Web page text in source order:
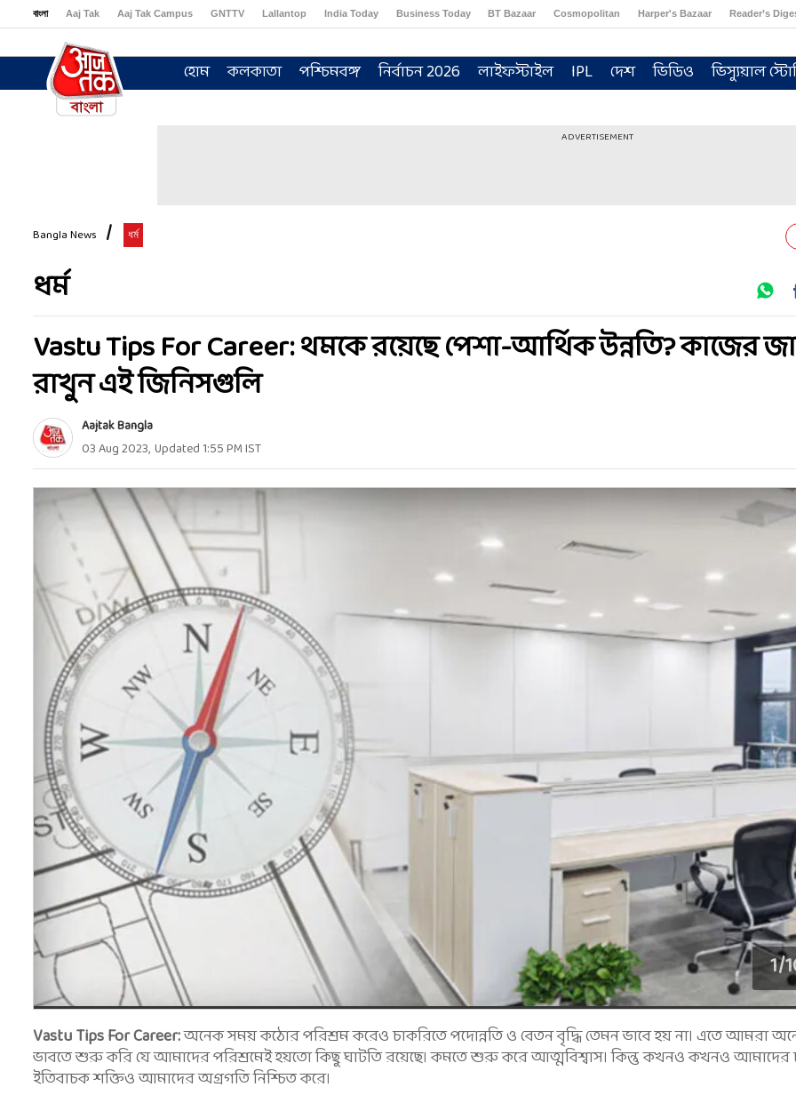
বাংলা Aaj Tak Aaj Tak Campus GNTTV Lallantop India Today Business Today BT Bazaar Cosmopolitan Harper's Bazaar Reader’s
হোম কলকাতা পশ্চিমবঙ্গ নির্বাচন 2026 লাইফস্টাইল IPL দেশ ভিডিও ভিস্যুয়াল
ADVERTISEMENT
Bangla News ধর্ম
ধর্ম
Vastu Tips For Career: থমকে রয়েছে পেশা-আর্থিক উন্নতি? কাজের
রাখুন এই জিনিসগুলি
Aajtak Bangla
03 Aug 2023, Updated1:55 PMIST
1/
Vastu Tips For Career:অনেক সময় কঠোর পরিশ্রম করেও চাকরিতে পদোন্নতি ও বেতন বৃদ্ধি তেমন ভাবে হয় না। এতে আমরা
ভাবতে শুরু করি যে আমাদের পরিশ্রমেই হয়তো কিছু ঘাটতি রয়েছে। কমতে শুরু করে আত্মবিশ্বাস। কিন্তু কখনও কখনও আমাদের
ইতিবাচক শক্তিও আমাদের অগ্রগতি নিশ্চিত করে।